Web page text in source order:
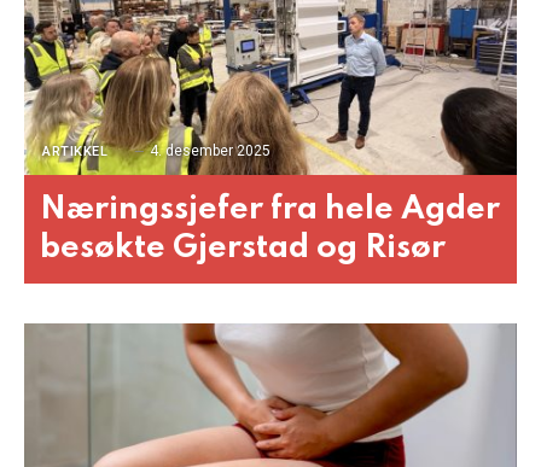
ARTIKKEL 4. desember 2025
Næringssjefer fra hele Agder
besøkte Gjerstad og Risør